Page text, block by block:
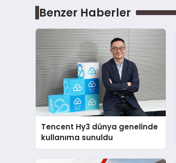
Benzer Haberler
Tencent Hy3 dünya genelinde
kullanıma sunuldu